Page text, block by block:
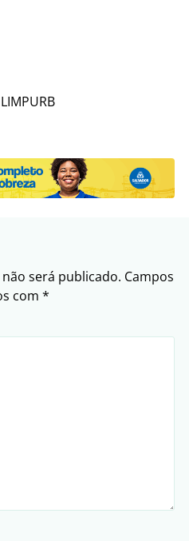
será publicado. Campos
com *